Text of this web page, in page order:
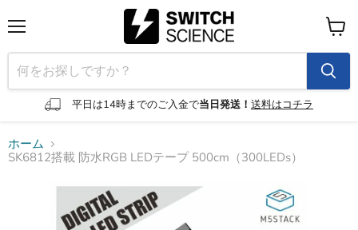
ニ
ュ
ー
平日は14時までのご入金で当日発送！ 送料はコチラ
カ
ー
ト
を
見
ホーム
SK6812搭載 防水RGB LEDテープ 500cm（300LEDs）